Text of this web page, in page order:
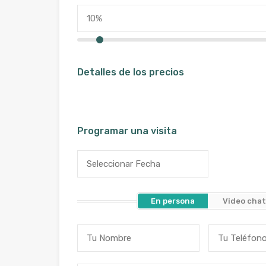
Detalles de los precios
Programar una visita
En persona Video chat